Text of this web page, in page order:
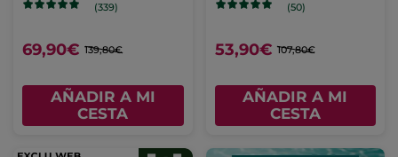
(339)
69,90€ 139,80€
AÑADIR A MI
CESTA
(50)
53,90€ 107,80€
AÑADIR A MI
CESTA